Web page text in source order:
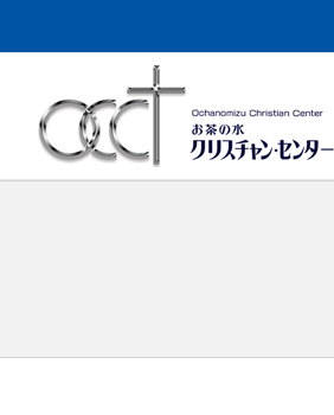
to